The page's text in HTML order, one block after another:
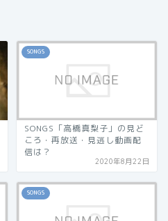
SONGS
SONGS「高橋真梨子」の見ど
ころ・再放送・見逃し動画配
信は？
2020年8月22日
SONGS